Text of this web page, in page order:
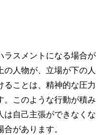
ラスメントになる場合が
の人物が、立場が下の人
ることは、精神的な圧力
。このような行動が積み
は自己主張ができなくな
があります。